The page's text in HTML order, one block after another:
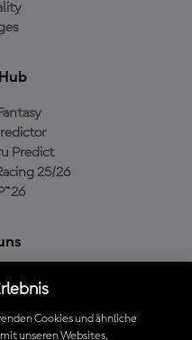
Predict
25/26
Cookies und ähnliche
unseren Websites,